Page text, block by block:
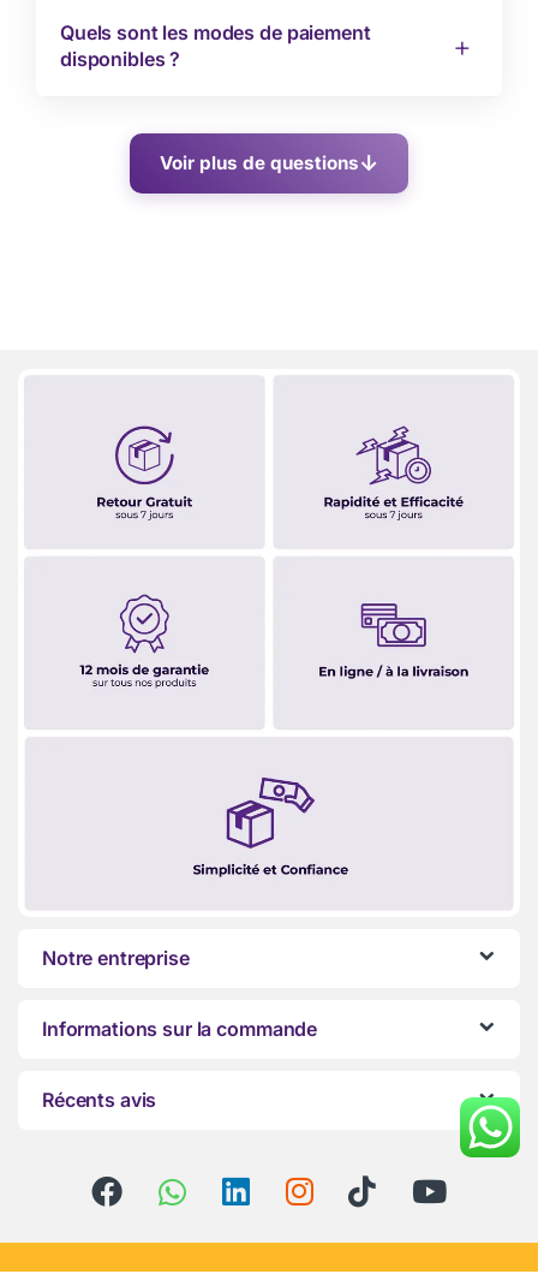
Quels sont les modes de paiement
disponibles ?
Voir plus de questions
Notre entreprise
Informations sur la commande
Récents avis